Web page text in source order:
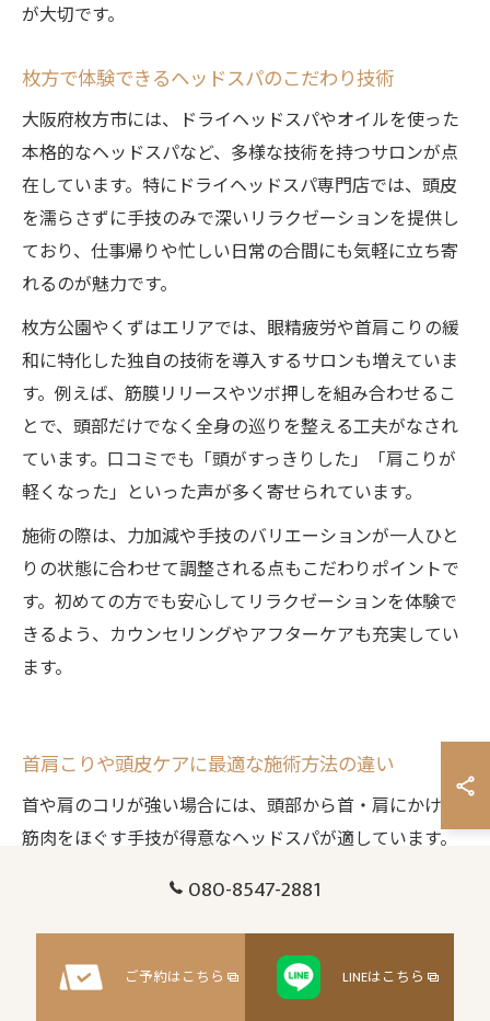
が大切です。
枚方で体験できるヘッドスパのこだわり技術
大阪府枚方市には、ドライヘッドスパやオイルを使った
本格的なヘッドスパなど、多様な技術を持つサロンが点
在しています。特にドライヘッドスパ専門店では、頭皮
を濡らさずに手技のみで深いリラクゼーションを提供し
ており、仕事帰りや忙しい日常の合間にも気軽に立ち寄
れるのが魅力です。
枚方公園やくずはエリアでは、眼精疲労や首肩こりの緩
和に特化した独自の技術を導入するサロンも増えていま
す。例えば、筋膜リリースやツボ押しを組み合わせるこ
とで、頭部だけでなく全身の巡りを整える工夫がなされ
ています。口コミでも「頭がすっきりした」「肩こりが
軽くなった」といった声が多く寄せられています。
施術の際は、力加減や手技のバリエーションが一人ひと
りの状態に合わせて調整される点もこだわりポイントで
す。初めての方でも安心してリラクゼーションを体験で
きるよう、カウンセリングやアフターケアも充実してい
ます。
首肩こりや頭皮ケアに最適な施術方法の違い
首や肩のコリが強い場合には、頭部から首・肩にかけて
筋肉をほぐす手技が得意なヘッドスパが適しています。
コリや頭痛の緩和が期待できます。
大阪府枚方市のサロンでは、ドライヘッドスパやオイル
ヘッドスパなど、症状に応じたメニューが充実していま
080-8547-2881
ご予約はこちら LINEはこちら